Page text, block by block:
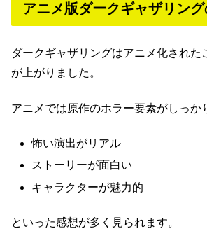
アニメ版ダークギャザリン
ダークギャザリングはアニメ化された
が上がりました。
アニメでは原作のホラー要素がしっか
怖い演出がリアル
ストーリーが面白い
キャラクターが魅力的
といった感想が多く見られます。